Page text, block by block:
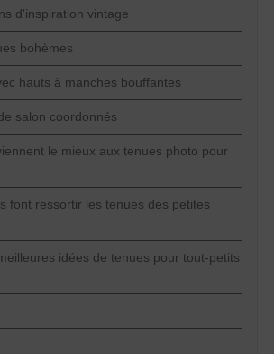
d'inspiration vintage
bohèmes
hauts à manches bouffantes
salon coordonnés
le mieux aux tenues photo pour
font ressortir les tenues des petites
idées de tenues pour tout-petits